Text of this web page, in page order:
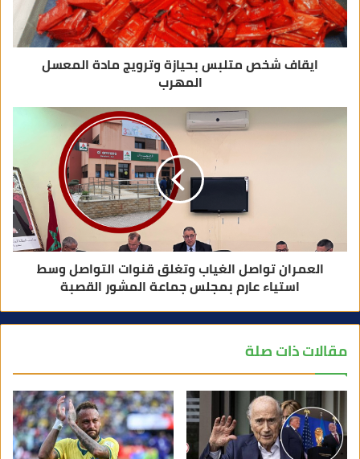
ن
ي
ايقاف شخص متلبس بحيازة وترويج مادة المعسل
المهرب
العمران تواصل الغياب وتغلق قنوات التواصل وسط
استياء عارم بمجلس جماعة المشور القصبة
مقالات ذات صلة